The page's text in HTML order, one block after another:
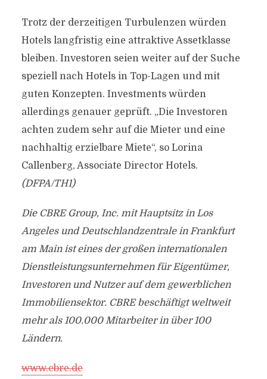
Trotz der derzeitigen Turbulenzen würden
Hotels langfristig eine attraktive Assetklasse
bleiben. Investoren seien weiter auf der Suche
speziell nach Hotels in Top-Lagen und mit
guten Konzepten. Investments würden
allerdings genauer geprüft. „Die Investoren
achten zudem sehr auf die Mieter und eine
nachhaltig erzielbare Miete“, so Lorina
Callenberg, Associate Director Hotels.
(DFPA/TH1)
Die CBRE Group, Inc. mit Hauptsitz in Los
Angeles und Deutschlandzentrale in Frankfurt
am Main ist eines der großen internationalen
Dienstleistungsunternehmen für Eigentümer,
Investoren und Nutzer auf dem gewerblichen
Immobiliensektor. CBRE beschäftigt weltweit
mehr als 100.000 Mitarbeiter in über 100
Ländern.
www.cbre.de